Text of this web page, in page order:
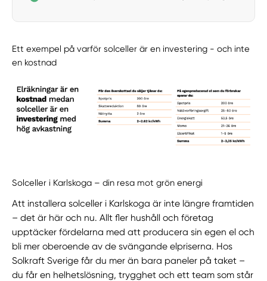
Ett exempel på varför solceller är en investering - och inte
en kostnad
Solceller i Karlskoga – din resa mot grön energi
Att installera solceller i Karlskoga är inte längre framtiden
– det är här och nu. Allt fler hushåll och företag
upptäcker fördelarna med att producera sin egen el och
bli mer oberoende av de svängande elpriserna. Hos
Solkraft Sverige får du mer än bara paneler på taket –
du får en helhetslösning, trygghet och ett team som står